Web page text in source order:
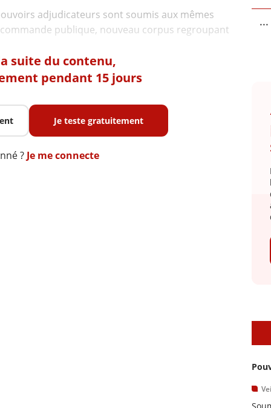
adjudicateurs sont soumis aux mêmes
publique, nouveau corpus regroupant
suite du contenu,
pendant 15 jours
Je teste gratuitement
? Je me connecte
...